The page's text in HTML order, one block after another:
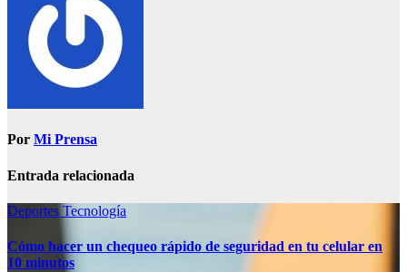
Por Mi Prensa
Entrada relacionada
Deportes Tecnología
Cómo hacer un chequeo rápido de seguridad en tu celular en
10 minutos